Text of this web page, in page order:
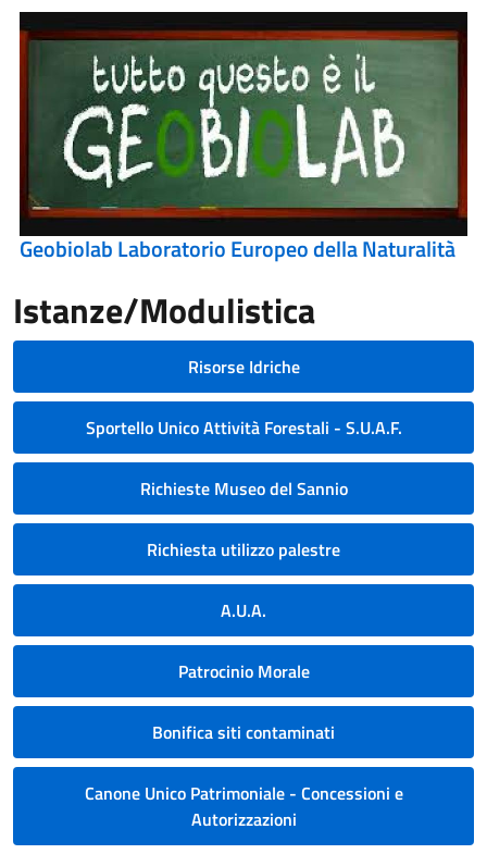
Geobiolab Laboratorio Europeo della Naturalità
Istanze/Modulistica
Risorse Idriche
Sportello Unico Attività Forestali - S.U.A.F.
Richieste Museo del Sannio
Richiesta utilizzo palestre
A.U.A.
Patrocinio Morale
Bonifica siti contaminati
Canone Unico Patrimoniale - Concessioni e
Autorizzazioni